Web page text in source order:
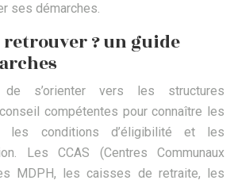
ses démarches.
retrouver ? un guide
s’orienter vers les structures
compétentes pour connaître les
les conditions d’éligibilité et les
Les CCAS (Centres Communaux
MDPH, les caisses de retraite, les